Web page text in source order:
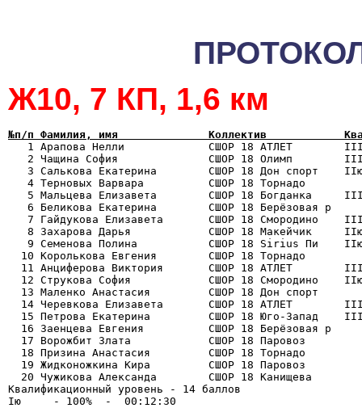
Ж10, 7 КП, 1,6 км
№п/п Фамилия, имя              Коллектив            Квал
1 Арапова Нелли             СШОР 18 АТЛЕТ
2 Чащина София              СШОР 18 Олимп
3 Салькова Екатерина        СШОР 18 Дон спорт
4 Терновых Варвара          СШОР 18 Торнадо
5 Мальцева Елизавета        СШОР 18 Богданка
6 Беликова Екатерина        СШОР 18 Берёзовая р
7 Гайдукова Елизавета       СШОР 18 Смородино
8 Захарова Дарья            СШОР 18 Макейчик
9 Семенова Полина           СШОР 18 Sirius Пи
10 Королькова Евгения        СШОР 18 Торнадо
11 Анциферова Виктория       СШОР 18 АТЛЕТ
12 Струкова София            СШОР 18 Смородино
13 Маленко Анастасия         СШОР 18 Дон спорт
14 Черевкова Елизавета       СШОР 18 АТЛЕТ
15 Петрова Екатерина         СШОР 18 Юго-Запад
16 Заенцева Евгения          СШОР 18 Берёзовая р
17 Ворожбит Злата            СШОР 18 Паровоз
18 Призина Анастасия         СШОР 18 Торнадо
19 Жидконожкина Кира         СШОР 18 Паровоз
20 Чужикова Александа        СШОР 18
Квалификационный уровень - 14 баллов
Iю     - 100%  -  00:12:30